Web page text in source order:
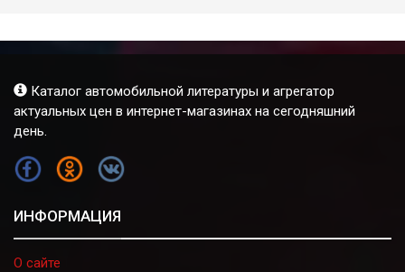
Каталог автомобильной литературы и агрегатор
актуальных цен в интернет-магазинах на сегодняшний
день.
FB OK VK
ИНФОРМАЦИЯ
О сайте